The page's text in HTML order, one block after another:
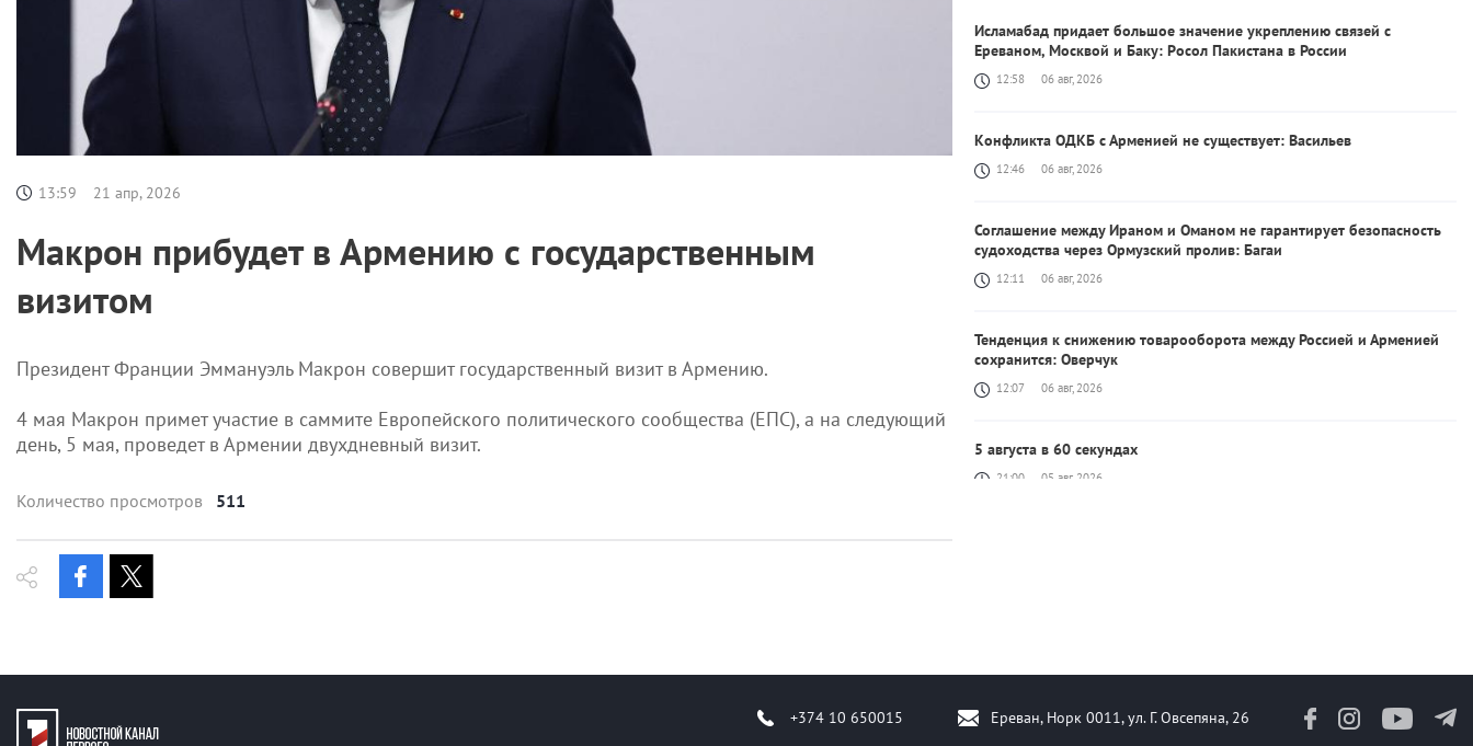
13:59 21 апр, 2026
Макрон прибудет в Армению с государственным
визитом
Президент Франции Эммануэль Макрон совершит государственный визит в Армению.
4 мая Макрон примет участие в саммите Европейского политического сообщества (ЕПС), а на следующий
день, 5 мая, проведет в Армении двухдневный визит.
Количество просмотров 511
Исламабад придает большое значение укреплению связей с
Ереваном, Москвой и Баку: Pосол Пакистана в России
12:58 06 авг, 2026
Kонфликта ОДКБ с Арменией не существует: Васильев
12:46 06 авг, 2026
Соглашение между Ираном и Оманом не гарантирует безопасность
судоходства через Ормузский пролив: Багаи
12:11 06 авг, 2026
Тенденция к снижению товарооборота между Россией и Арменией
сохранится: Оверчук
12:07 06 авг, 2026
5 августа в 60 секундах
21:00 05 авг, 2026
19:18 05 авг, 2026
Ереван, Норк 0011, ул. Г. Овсепяна, 26
+374 10 650015